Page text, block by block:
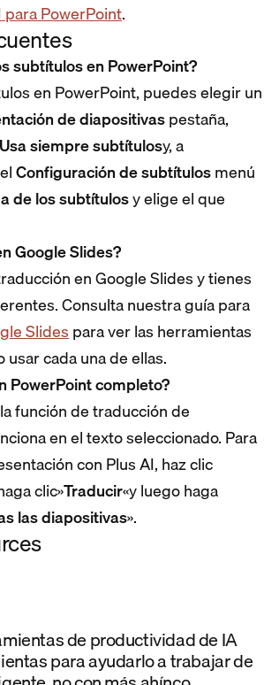
para PowerPoint.
subtítulos en PowerPoint?
en PowerPoint, puedes elegir un
de diapositivaspestaña,
Usa siempre subtítulosy, a
Configuración de subtítulosmenú
de los subtítulosy elige el que
Google Slides?
en Google Slides y tienes
Consulta nuestra guía para
Slidespara ver las herramientas
cada una de ellas.
PowerPoint completo?
función de traducción de
en el texto seleccionado. Para
con Plus AI, haz clic
clic»Traducir«y luego haga
las diapositivas».
de productividad de IA
para ayudarlo a trabajar de